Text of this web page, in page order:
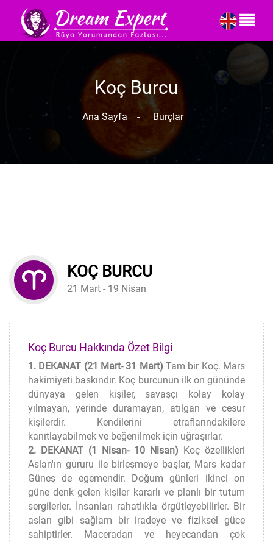
Koç Burcu
Ana Sayfa - Burçlar
KOÇ BURCU
21 Mart - 19 Nisan
Koç Burcu Hakkında Özet Bilgi
1. DEKANAT (21 Mart- 31 Mart) Tam bir Koç. Mars
hakimiyeti baskındır. Koç burcunun ilk on gününde
dünyaya gelen kişiler, savaşçı kolay kolay
yılmayan, yerinde duramayan, atılgan ve cesur
kişilerdir. Kendilerini etraflarındakilere
kanıtlayabilmek ve beğenilmek için uğraşırlar.
2. DEKANAT (1 Nisan- 10 Nisan) Koç özellikleri
Aslan'ın gururu ile birleşmeye başlar, Mars kadar
Güneş de egemendir. Doğum günleri ikinci on
güne denk gelen kişiler kararlı ve planlı bir tutum
sergilerler. İnsanları rahatlıkla örgütleyebilirler. Bir
aslan gibi sağlam bir iradeye ve fiziksel güce
sahiptirler. Maceradan ve heyecandan çok